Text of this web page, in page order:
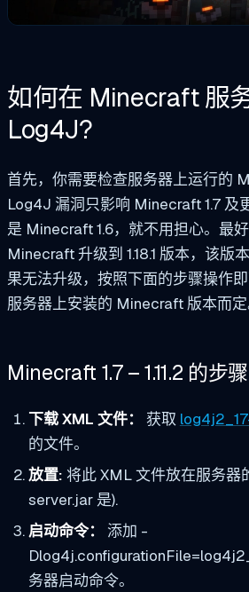
如何在 Minecraft 服
Log4J?
首先，你需要检查服务器上运行的
Log4J 漏洞只影响 Minecraft 1.7 及
是 Minecraft 1.6，就不用担心。最
Minecraft 升级到 1.18.1 版本，该版
果无法升级，按照下面的步骤操作
服务器上安装的 Minecraft 版本而定
Minecraft 1.7 – 1.11.2 的步骤
下载 XML 文件： 获取
的文件。
放置: 将此 XML 文件放在服务器
server.jar是).
启动命令：
添加 -
务器启动命令。